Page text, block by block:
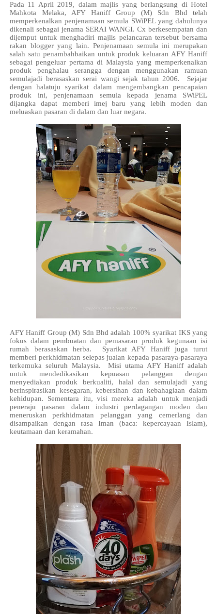
Pada 11 April 2019, dalam majlis yang berlangsung di Hotel
Mahkota Melaka, AFY Haniff Group (M) Sdn Bhd telah
memperkenalkan penjenamaan semula SWiPEL yang dahulunya
dikenali sebagai jenama SERAI WANGI. Cx berkesempatan dan
dijemput untuk menghadiri majlis pelancaran tersebut bersama
rakan blogger yang lain. Penjenamaan semula ini merupakan
salah satu penambahbaikan untuk produk keluaran AFY Haniff
sebagai pengeluar pertama di Malaysia yang memperkenalkan
produk penghalau serangga dengan menggunakan ramuan
semulajadi berasaskan serai wangi sejak tahun 2006. Sejajar
dengan halatuju syarikat dalam mengembangkan pencapaian
produk ini, penjenamaan semula kepada jenama SWiPEL
dijangka dapat memberi imej baru yang lebih moden dan
meluaskan pasaran di dalam dan luar negara.
AFY Haniff Group (M) Sdn Bhd adalah 100% syarikat IKS yang
fokus dalam pembuatan dan pemasaran produk kegunaan isi
rumah berasaskan herba. Syarikat AFY Haniff juga turut
memberi perkhidmatan selepas jualan kepada pasaraya-pasaraya
terkemuka seluruh Malaysia. Misi utama AFY Haniff adalah
untuk mendedikasikan kepuasan pelanggan dengan
menyediakan produk berkualiti, halal dan semulajadi yang
berinspirasikan kesegaran, kebersihan dan kebahagiaan dalam
kehidupan. Sementara itu, visi mereka adalah untuk menjadi
peneraju pasaran dalam industri perdagangan moden dan
meneruskan perkhidmatan pelanggan yang cemerlang dan
disampaikan dengan rasa Iman (baca: kepercayaan Islam),
keutamaan dan keramahan.